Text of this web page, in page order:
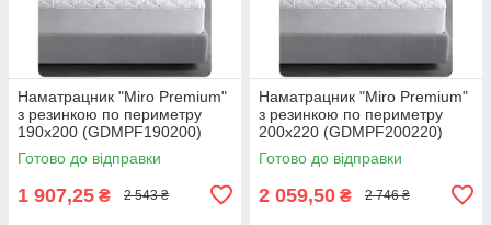
Наматрацник "Miro Premium"
з резинкою по периметру
190х200 (GDMPF190200)
Готово до відправки
1 907,25 ₴ 2 543 ₴
Наматрацник "Miro Premium"
з резинкою по периметру
200х220 (GDMPF200220)
Готово до відправки
2 059,50 ₴ 2 746 ₴